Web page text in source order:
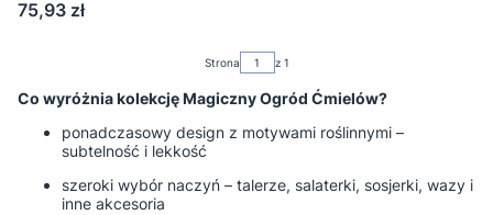
Cena
75,93 zł
Strona z 1
Co wyróżnia kolekcję Magiczny Ogród Ćmielów?
ponadczasowy design z motywami roślinnymi –
subtelność i lekkość
szeroki wybór naczyń – talerze, salaterki, sosjerki, wazy i
inne akcesoria